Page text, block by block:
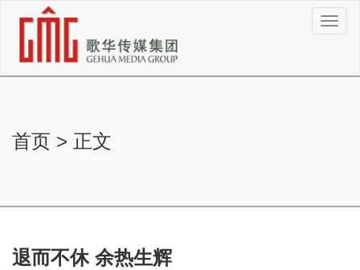
切
换
首页 > 正文
退而不休 余热生辉